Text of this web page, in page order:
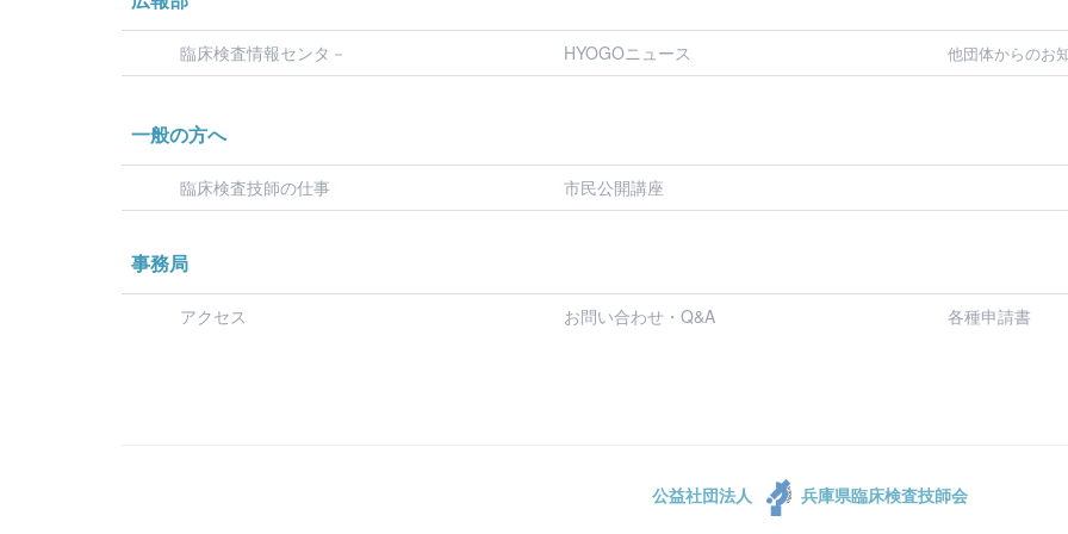
臨床検査情報センタ－ HYOGOニュース 他団体からのお
一般の方へ
臨床検査技師の仕事 市民公開講座
事務局
アクセス お問い合わせ・Q&A 各種申請書
公益社団法人 兵庫県臨床検査技師会